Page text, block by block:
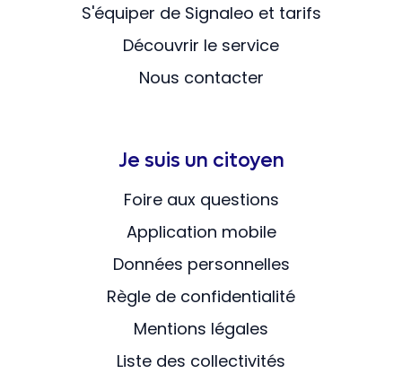
S'équiper de Signaleo et tarifs
Découvrir le service
Nous contacter
Je suis un citoyen
Foire aux questions
Application mobile
Données personnelles
Règle de confidentialité
Mentions légales
Liste des collectivités